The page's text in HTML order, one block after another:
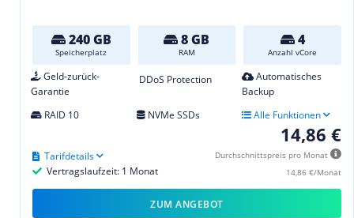
240 GB
Speicherplatz
8 GB
RAM
4
Anzahl vCore
Geld-zurück-
Garantie
DDoS Protection
Automatisches
Backup
RAID 10
NVMe SSDs Alle Funktionen
14,86 €
Durchschnittspreis pro Monat
14,86 €/Monat
Vertragslaufzeit: 1 Monat
Tarifdetails
ZUM ANGEBOT